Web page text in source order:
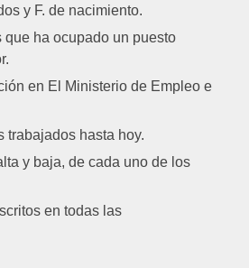
y F. de nacimiento.
que ha ocupado un puesto
en El Ministerio de Empleo e
trabajados hasta hoy.
y baja, de cada uno de los
en todas las